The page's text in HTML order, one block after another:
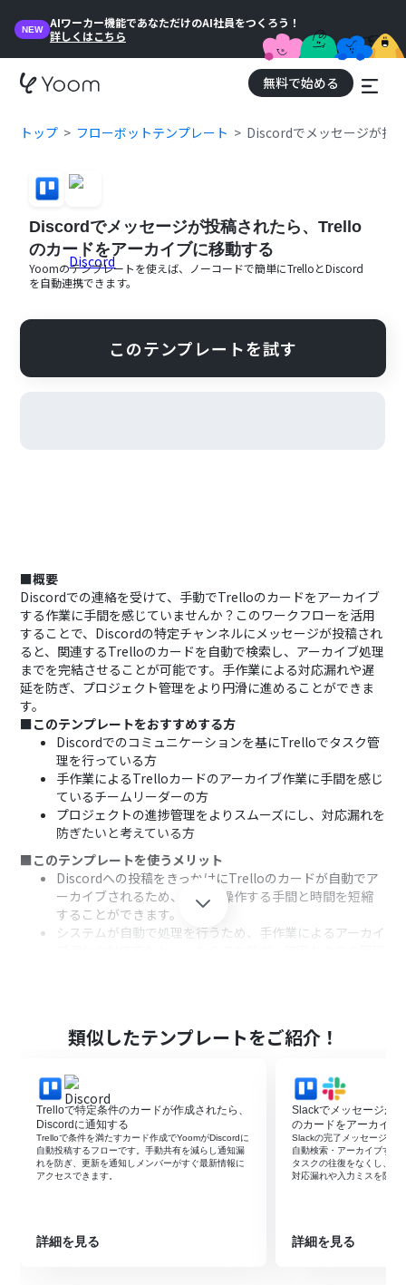
NEW
AIワーカー機能であなただけのAI社員をつくろう！
詳しくはこちら
無料で始める
トップ フローボットテンプレート Discordでメッセージが投
Discordでメッセージが投稿されたら、Trello
のカードをアーカイブに移動する
Yoomのテンプレートを使えば、ノーコードで簡単にTrelloとDiscord
を自動連携できます。
このテンプレートを試す
■概要
Discordでの連絡を受けて、手動でTrelloのカードをアーカイブ
する作業に手間を感じていませんか？このワークフローを活用
することで、Discordの特定チャンネルにメッセージが投稿され
ると、関連するTrelloのカードを自動で検索し、アーカイブ処理
までを完結させることが可能です。手作業による対応漏れや遅
延を防ぎ、プロジェクト管理をより円滑に進めることができま
す。
■このテンプレートをおすすめする方
Discordでのコミュニケーションを基にTrelloでタスク管
理を行っている方
手作業によるTrelloカードのアーカイブ作業に手間を感じ
ているチームリーダーの方
プロジェクトの進捗管理をよりスムーズにし、対応漏れを
防ぎたいと考えている方
■このテンプレートを使うメリット
Discordへの投稿をきっかけにTrelloのカードが自動でア
ーカイブされるため、手動で操作する手間と時間を短縮
することができます。
システムが自動で処理を行うため、手作業によるアーカイ
トリガーでDiscordを選択し、「チャンネルでメッセージ
が送信されたら」というトリガーアクションを設定しま
オペレーションで分岐機能を設定し、特定の条件に合致
した場合のみ後続の処理に進むようにします。
AI機能の「テキストからデータを抽出する」を設定し、
Discordのメッセージ内容からTrelloのカード名などの情
報を抽出します。
Trelloの「カードを検索（件名部分一致）」アクションを
Trelloの「カードをアーカイブ」アクションで、検索した
カードをアーカイブするように設定します。
類似したテンプレートをご紹介！
Trelloで特定条件のカードが作成されたら、
Discordに通知する
Trelloで条件を満たすカード作成でYoomがDiscordに
自動投稿するフローです。手動共有を減らし通知漏
れを防ぎ、更新を通知しメンバーがすぐ最新情報に
アクセスできます。
詳細を見る
Slackでメッセージが
のカードをアーカイブ
Slackの完了メッセージを
自動検索・アーカイブする
タスクの往復をなくし、手
対応漏れや入力ミスを防げ
詳細を見る